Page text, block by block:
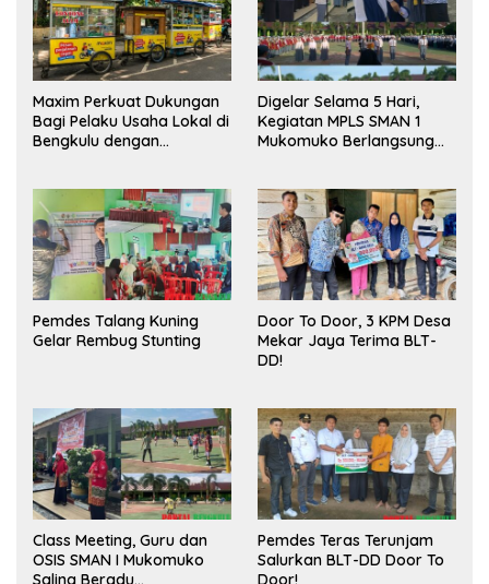
Maxim Perkuat Dukungan
Bagi Pelaku Usaha Lokal di
Bengkulu dengan
Pasar
Digelar Selama 5 Hari,
Kegiatan MPLS SMAN 1
Mukomuko Berlangsung
Pemdes Talang Kuning
Gelar Rembug Stunting
Door To Door, 3 KPM Desa
Mekar Jaya Terima BLT-
DD!
Class Meeting, Guru dan
OSIS SMAN I Mukomuko
Saling Beradu
Pemdes Teras Terunjam
Salurkan BLT-DD Door To
Door!